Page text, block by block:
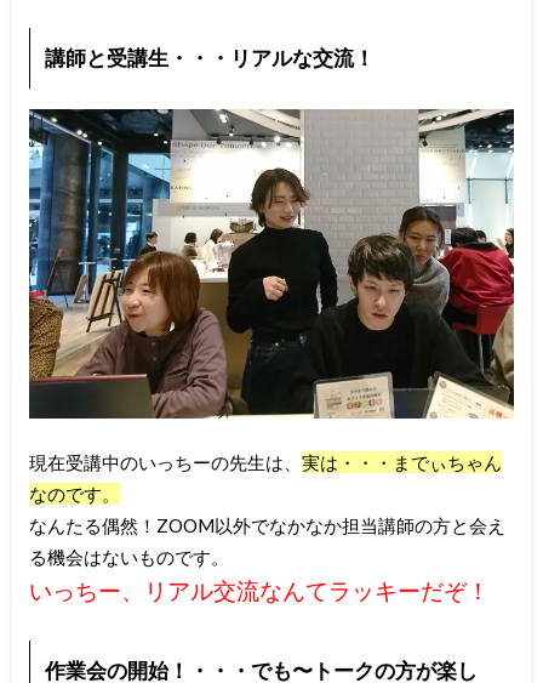
講師と受講生・・・リアルな交流！
現在受講中のいっちーの先生は、 実は・・・までぃちゃん
なのです。
なんたる偶然！ZOOM以外でなかなか担当講師の方と会え
る機会はないものです。
いっちー、リアル交流なんてラッキーだぞ！
作業会の開始！・・・でも〜トークの方が楽し